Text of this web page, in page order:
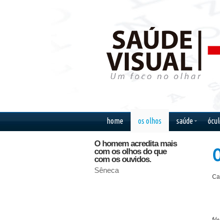
home os olhos saúde
O homem acredita mais
com os olhos do que
com os ouvidos.
Sêneca
vai dos
Gilbert